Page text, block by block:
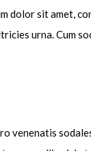
dolor sit amet,
urna. Cum
venenatis